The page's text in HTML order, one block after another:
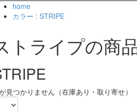
home
カラー : STRIPE
トライプの商
見つかりません（在庫あり・取り寄せ）